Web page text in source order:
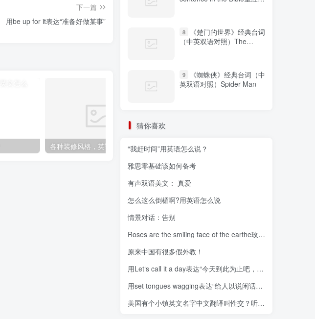
下一篇
用be up for it表达“准备好做某事”
各种装修风格，英语应该怎么说？
8
《楚门的世界》经典台词
（中英双语对照）The
9
《蜘蛛侠》经典台词（中
英双语对照）Spider-Man
猜你喜欢
“我赶时间”用英语怎么说？
雅思零基础该如何备考
有声双语美文： 真爱
怎么这么倒楣啊?用英语怎么说
情景对话：告别
Roses are the smiling face of the earthe玫瑰是泥土的笑脸
原来中国有很多假外教！
用Let‘s call it a day表达“今天到此为止吧，今天就到这
用set tongues wagging表达“给人以说闲话的口实”
美国有个小镇英文名字中文翻译叫性交？听起来